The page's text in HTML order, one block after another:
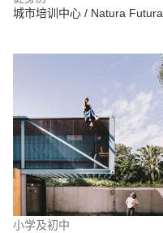
城市培训中心 / Natura Futura
小学及初中